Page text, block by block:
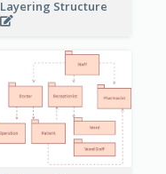
Layering Structure